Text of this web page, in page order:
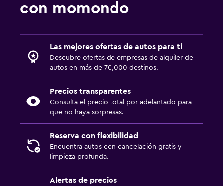
con momondo
Las mejores ofertas de autos para ti
Descubre ofertas de empresas de alquiler de
autos en más de 70,000 destinos.
Precios transparentes
Consulta el precio total por adelantado para
que no haya sorpresas.
Reserva con flexibilidad
Encuentra autos con cancelación gratis y
limpieza profunda.
Alertas de precios